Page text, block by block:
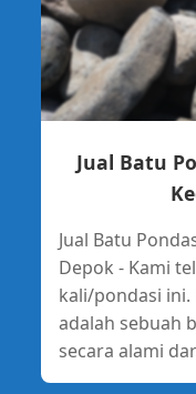
Jual Batu
Jual Batu
Depok - Kami
kali/pondasi ini.
adalah sebuah
secara alami